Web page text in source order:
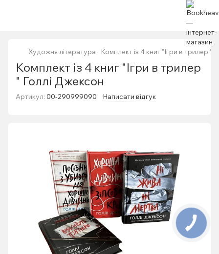
Художня література Комплект із 4 книг "Ігри в трилер "
Комплект із 4 книг "Ігри в трилер
" Голлі Джексон
Артикул: 00-290999090 Написати відгук